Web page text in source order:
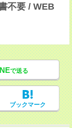
不要 / WEB
で送る
ブックマーク